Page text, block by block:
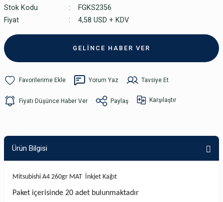
Stok Kodu
FGKS2356
Fiyat
4,58 USD + KDV
GELİNCE HABER VER
Yorum Yaz Tavsiye Et
Fiyatı Düşünce Haber Ver Paylaş Karşılaştır
Ürün Bilgisi
Mitsubishi A4 260gr MAT İnkjet Kağıt
Paket içerisinde 20 adet bulunmaktadır